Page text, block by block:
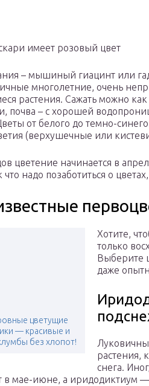
имеет розовый цвет
– мышиный гиацинт или
многолетние, очень
растения. Сажать можно
почва – с хорошей
от белого до темно-
(верхушечные или
цветение начинается в
что надо позаботиться о
цветущие
— красивые и
без хлопот!
Хотите,
только
Выберите
даже
растения,
снега.
в мае-июне, а иридодиктиум